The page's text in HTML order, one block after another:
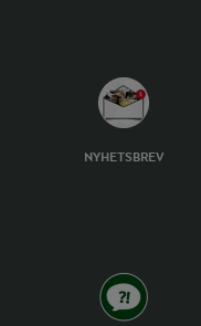
NYHETSBREV